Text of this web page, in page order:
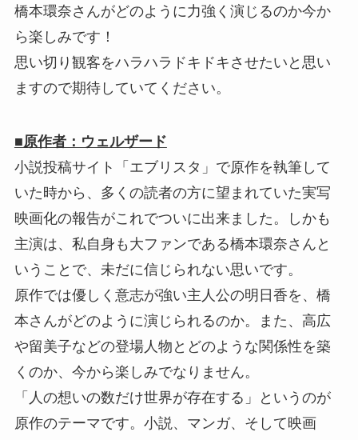
橋本環奈さんがどのように力強く演じるのか今か
ら楽しみです！
思い切り観客をハラハラドキドキさせたいと思い
ますので期待していてください。
■原作者：ウェルザード
小説投稿サイト「エブリスタ」で原作を執筆して
いた時から、多くの読者の方に望まれていた実写
映画化の報告がこれでついに出来ました。しかも
主演は、私自身も大ファンである橋本環奈さんと
いうことで、未だに信じられない思いです。
原作では優しく意志が強い主人公の明日香を、橋
本さんがどのように演じられるのか。また、高広
や留美子などの登場人物とどのような関係性を築
くのか、今から楽しみでなりません。
「人の想いの数だけ世界が存在する」というのが
原作のテーマです。小説、マンガ、そして映画